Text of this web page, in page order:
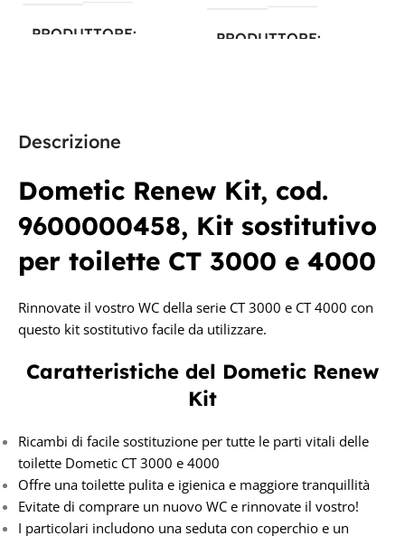
Descrizione
Dometic Renew Kit, cod.
9600000458, Kit sostitutivo
per toilette CT 3000 e 4000
Rinnovate il vostro WC della serie CT 3000 e CT 4000 con
questo kit sostitutivo facile da utilizzare.
Caratteristiche del Dometic Renew
Kit
Ricambi di facile sostituzione per tutte le parti vitali delle
toilette Dometic CT 3000 e 4000
Offre una toilette pulita e igienica e maggiore tranquillità
Evitate di comprare un nuovo WC e rinnovate il vostro!
I particolari includono una seduta con coperchio e un
PRODUTTORE PRODUTTORE